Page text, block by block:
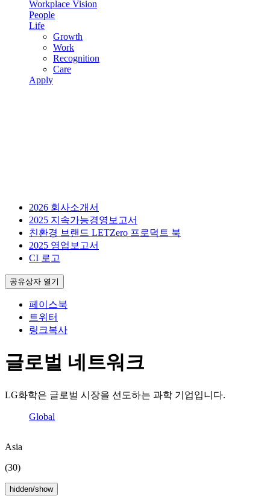
Workplace Vision
People
Life
Growth
Work
Recognition
Care
Apply
2026 회사소개서
2025 지속가능경영보고서
친환경 브랜드 LETZero 프로덕트 북
2025 영업보고서
CI 로고
공유상자 열기
페이스북
트위터
링크복사
글로벌 네트워크
LG화학은 글로벌 시장을 선도하는 과학 기업입니다.
Global
Asia
(30)
hidden/show